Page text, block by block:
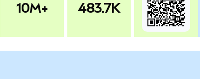
10M+ 483.7K